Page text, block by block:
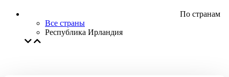
По странам
Все страны
Республика Ирландия